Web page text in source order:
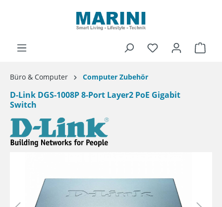
Büro & Computer Computer Zubehör
D-Link DGS-1008P 8-Port Layer2 PoE Gigabit
Switch